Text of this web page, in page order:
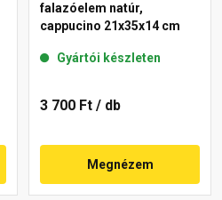
falazóelem natúr,
cappucino 21x35x14 cm
Gyártói készleten
3 700 Ft / db
Megnézem